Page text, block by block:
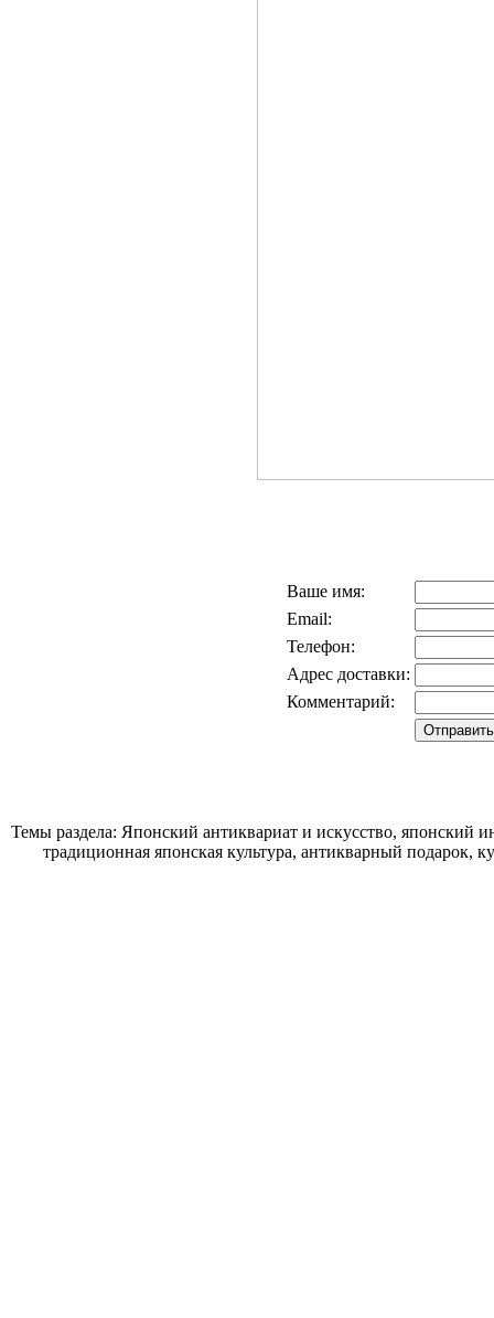
Ваше имя:
Email:
Телефон:
Адрес доставки:
Комментарий:
Темы раздела: Японский антиквариат и искусство, японский
традиционная японская культура, антикварный подарок,